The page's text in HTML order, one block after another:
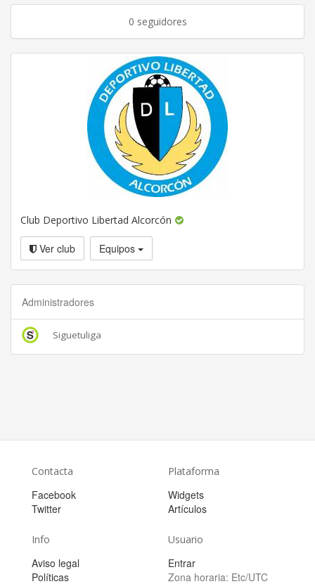
0 seguidores
Club Deportivo Libertad Alcorcón
Ver club Equipos
Administradores
Siguetuliga
Contacta
Facebook
Twitter
Plataforma
Widgets
Artículos
Info
Aviso legal
Políticas
Usuario
Entrar
Zona horaria: Etc/UTC